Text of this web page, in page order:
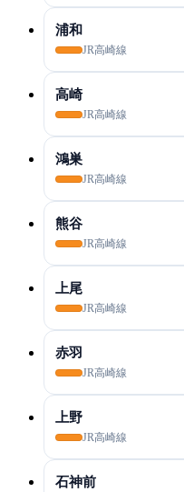
浦和
JR高崎線
高崎
JR高崎線
鴻巣
JR高崎線
熊谷
JR高崎線
上尾
JR高崎線
赤羽
JR高崎線
上野
JR高崎線
石神前